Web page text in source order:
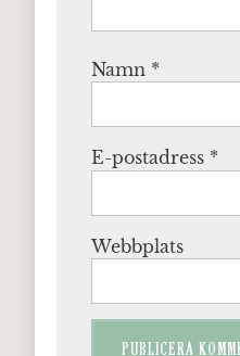
Namn *
E-postadress *
Webbplats